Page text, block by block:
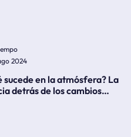
2024
sucede en la atmósfera? La
detrás de los cambios